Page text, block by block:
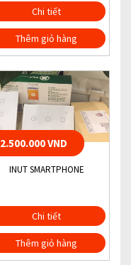
Chi tiết
Thêm giỏ hàng
2.500.000 VND
INUT SMARTPHONE
Chi tiết
Thêm giỏ hàng